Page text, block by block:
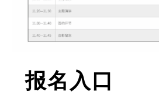
报名入口